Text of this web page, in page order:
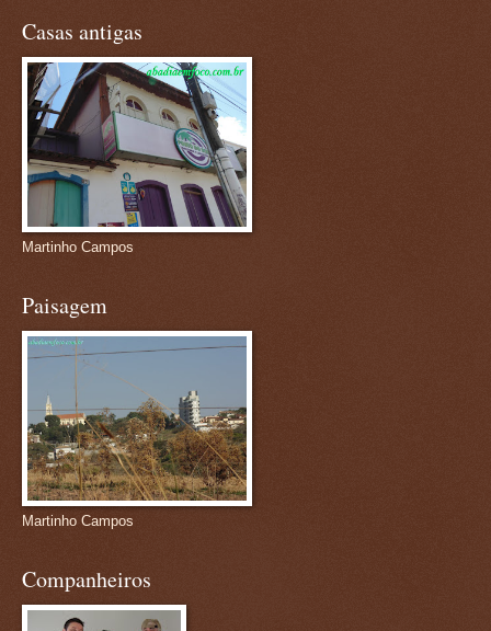
Casas antigas
Martinho Campos
Paisagem
Martinho Campos
Companheiros